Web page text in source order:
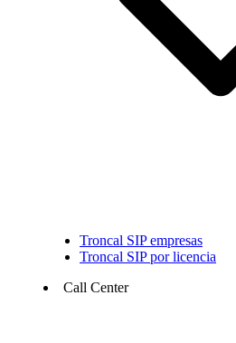
Troncal SIP empresas
Troncal SIP por licencia
Call Center